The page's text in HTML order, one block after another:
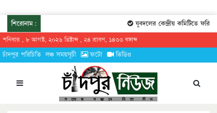
শিরোনাম: যুবদলের কেন্দ্রীয় কমিটিতে
শনিবার , ৮ আগস্ট, ২০২৬ খ্রিষ্টাব্দ , ২৪ শ্রাবণ, ১৪৩৩ বঙ্গাব্দ
চাঁদপুর পরিচিতি লঞ্চ সময়সূচী ফটো ভিডিও